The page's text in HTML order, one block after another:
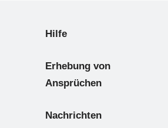
Hilfe
Erhebung von
Ansprüchen
Nachrichten